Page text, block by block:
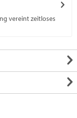
vereint zeitloses